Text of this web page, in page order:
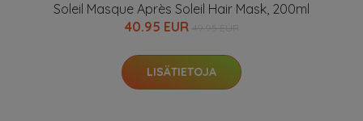
Soleil Masque Après Soleil Hair Mask, 200ml
40.95 EUR
LISÄTIETOJA